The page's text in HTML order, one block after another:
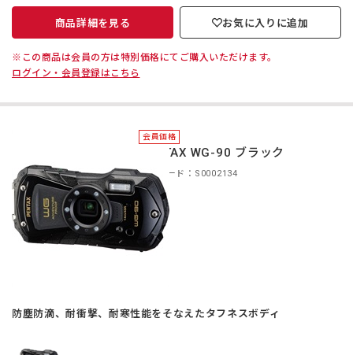
商品詳細を見る お気に入りに追加
※この商品は会員の方は特別価格にてご購入いただけます。
ログイン・会員登録はこちら
会員価格
PENTAX WG-90 ブラック
商品コード：S0002134
防塵防滴、耐衝撃、耐寒性能をそなえたタフネスボディ